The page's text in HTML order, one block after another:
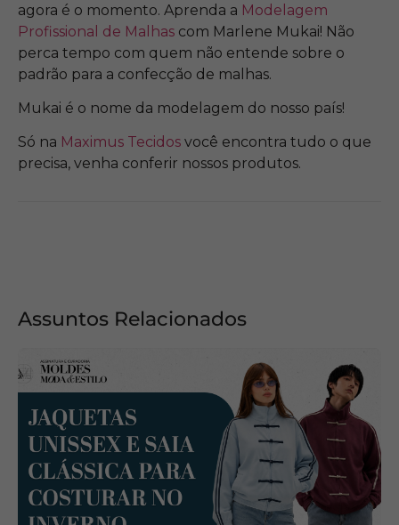
agora é o momento. Aprenda a Modelagem
Profissional de Malhas com Marlene Mukai! Não
perca tempo com quem não entende sobre o
padrão para a confecção de malhas.
Mukai é o nome da modelagem do nosso país!
Só na Maximus Tecidos você encontra tudo o que
precisa, venha conferir nossos produtos.
Assuntos Relacionados